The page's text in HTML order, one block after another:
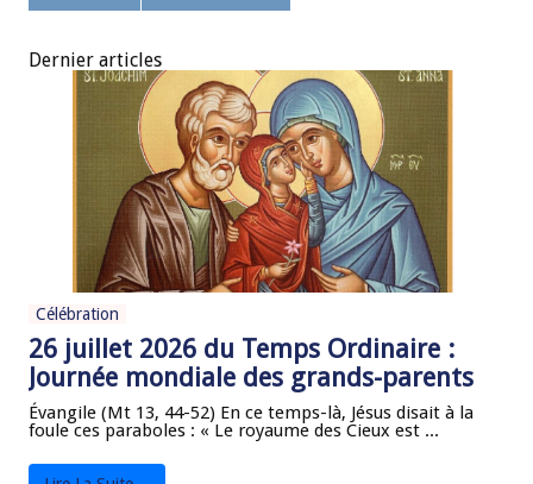
Dernier articles
Célébration
26 juillet 2026 du Temps Ordinaire :
Journée mondiale des grands-parents
Évangile (Mt 13, 44-52) En ce temps-là, Jésus disait à la
foule ces paraboles : « Le royaume des Cieux est ...